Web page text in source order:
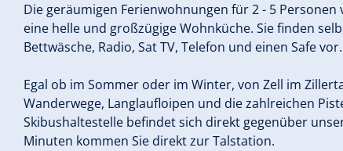
Die geräumigen Ferienwohnungen für 2 - 5
eine helle und großzügige Wohnküche. Sie finden
Bettwäsche, Radio, Sat TV, Telefon und einen Safe vor.
Egal ob im Sommer oder im Winter, von Zell im
Wanderwege, Langlaufloipen und die zahlreichen
Skibushaltestelle befindet sich direkt gegenüber
Minuten kommen Sie direkt zur Talstation.